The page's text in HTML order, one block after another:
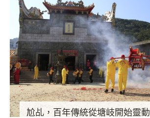
尬乩，百年傳統從塘岐開始靈動